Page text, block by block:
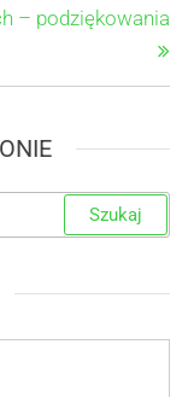
– podziękowania